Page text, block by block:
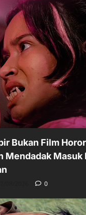
Bukan Film
Mendadak Masuk
0